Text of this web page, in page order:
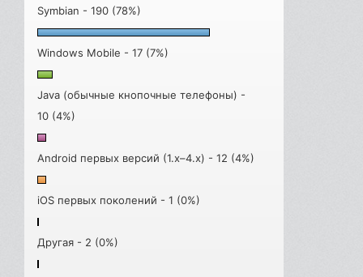
Symbian - 190 (78%)
Windows Mobile - 17 (7%)
Java (обычные кнопочные телефоны) -
10 (4%)
Android первых версий (1.x–4.x) - 12 (4%)
iOS первых поколений - 1 (0%)
Другая - 2 (0%)